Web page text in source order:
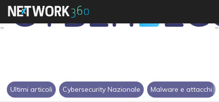
Ultimi articoli Cybersecurity Nazionale Malware e attacchi